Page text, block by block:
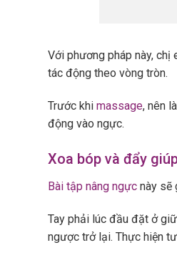
Với phương pháp này, chị
tác động theo vòng tròn.
Trước khi massage, nên
động vào ngực.
Xoa bóp và đẩy
Bài tập nâng ngựcnày sẽ
Tay phải lúc đầu đặt ở
ngược trở lại. Thực hiện